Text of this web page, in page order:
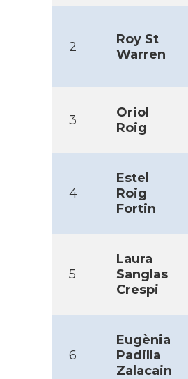
2
Roy St
Warren
3
Oriol
Roig
4
Estel
Roig
Fortin
5
Laura
Sanglas
Crespi
6
Eugènia
Padilla
Zalacain